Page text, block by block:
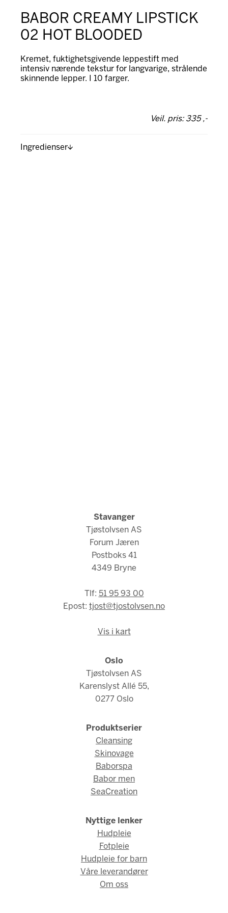
BABOR CREAMY LIPSTICK
02 HOT BLOODED
Kremet, fuktighetsgivende leppestift med
intensiv nærende tekstur for langvarige, strålende
skinnende lepper. I 10 farger.
Veil. pris: 335 ,-
Ingredienser
Stavanger
Tjøstolvsen AS
Forum Jæren
Postboks 41
4349 Bryne
Tlf: 51 95 93 00
Epost: tjost@tjostolvsen.no
Vis i kart
Oslo
Tjøstolvsen AS
Karenslyst Allé 55,
0277 Oslo
Produktserier
Cleansing
Skinovage
Baborspa
Babor men
SeaCreation
Nyttige lenker
Hudpleie
Fotpleie
Hudpleie for barn
Våre leverandører
Om oss